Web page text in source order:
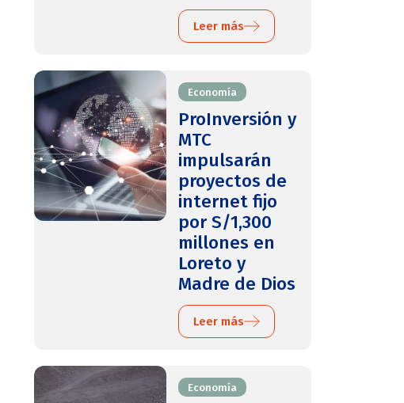
Leer más
Economía
ProInversión y
MTC
impulsarán
proyectos de
internet fijo
por S/1,300
millones en
Loreto y
Madre de Dios
Leer más
Economía